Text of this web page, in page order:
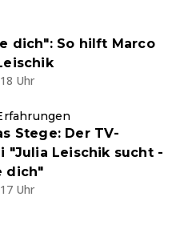
dich": So hilft Marco
Uhr
Stege: Der TV-
"Julia Leischik sucht -
dich"
Uhr